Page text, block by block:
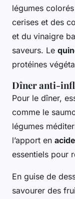
légumes
cerises et des
et du vinaigre
saveurs. Le
protéines
Dîner anti-
Pour le dîner,
comme le
légumes
l’apport en
essentiels pour
En guise de
savourer des